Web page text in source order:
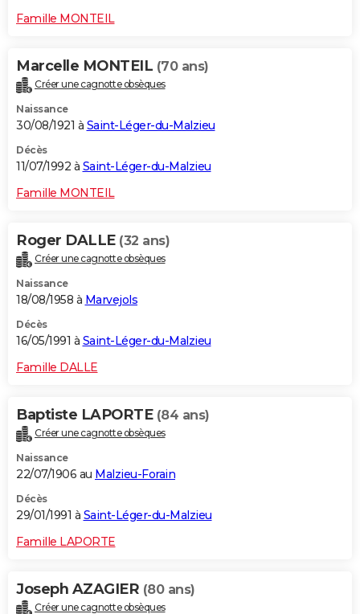
Famille MONTEIL
Marcelle MONTEIL (70 ans)
Créer une cagnotte obsèques
Naissance
30/08/1921 à Saint-Léger-du-Malzieu
Décès
11/07/1992 à Saint-Léger-du-Malzieu
Famille MONTEIL
Roger DALLE (32 ans)
Créer une cagnotte obsèques
Naissance
18/08/1958 à Marvejols
Décès
16/05/1991 à Saint-Léger-du-Malzieu
Famille DALLE
Baptiste LAPORTE (84 ans)
Créer une cagnotte obsèques
Naissance
22/07/1906 au Malzieu-Forain
Décès
29/01/1991 à Saint-Léger-du-Malzieu
Famille LAPORTE
Joseph AZAGIER (80 ans)
Créer une cagnotte obsèques